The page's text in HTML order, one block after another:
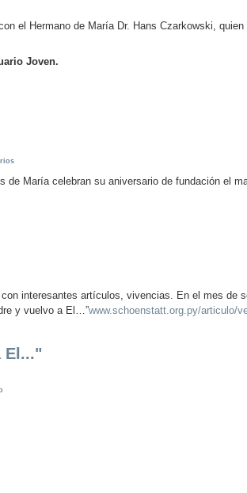
el Hermano de María Dr. Hans Czarkowski,
Joven.
de María celebran su aniversario de fundación el
interesantes artículos, vivencias. En el mes de
y vuelvo a El…”www.schoenstatt.org.py/articulo/
El..."